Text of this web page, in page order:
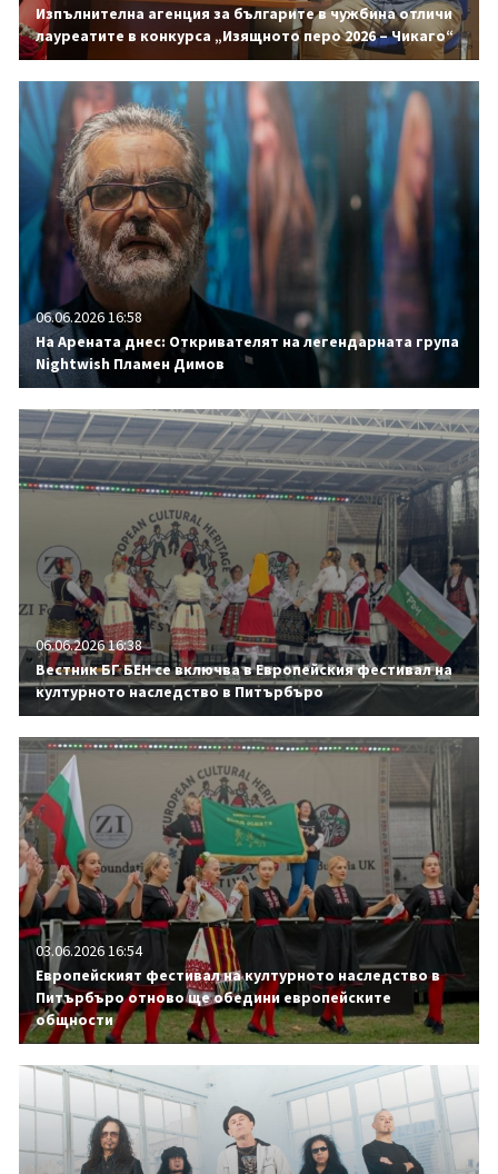
Изпълнителна агенция за българите в чужбина отличи
лауреатите в конкурса „Изящното перо 2026 – Чикаго“
06.06.2026 16:58
На Арената днес: Откривателят на легендарната група
Nightwish Пламен Димов
06.06.2026 16:38
Вестник БГ БЕН се включва в Европейския фестивал на
културното наследство в Питърбъро
03.06.2026 16:54
Европейският фестивал на културното наследство в
Питърбъро отново ще обедини европейските
общности